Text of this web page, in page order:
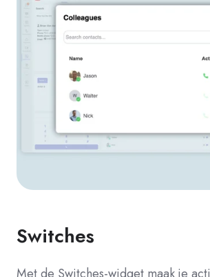
Switches
Met de Switches-widget maak je